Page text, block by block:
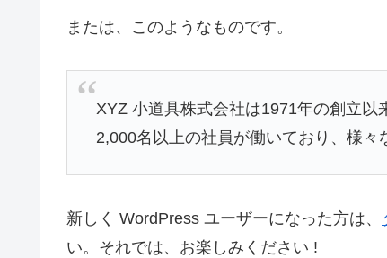
または、このようなものです。
XYZ 小道具株式会社は1971年の創立
2,000名以上の社員が働いており、様々
新しく WordPress ユーザーになった方は、
い。それでは、お楽しみください !